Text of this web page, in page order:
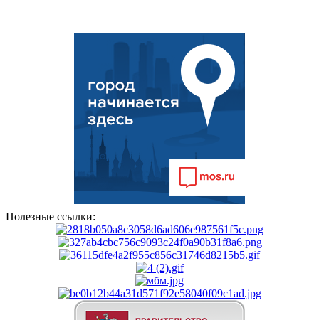
Полезные ссылки: